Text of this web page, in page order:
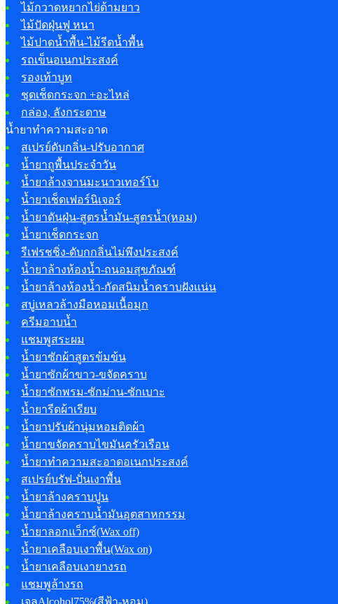
ไม้กวาดหยากไย่ด้ามยาว
ไม้ปัดฝุ่นฟู หนา
ไม้ปาดน้ำพื้น-ไม้รีดน้ำพื้น
รถเข็นอเนกประสงค์
รองเท้าบูท
ชุดเช็ดกระจก +อะไหล่
กล่อง, ลังกระดาษ
น้ำยาทำความสะอาด
สเปรย์ดับกลิ่น-ปรับอากาศ
น้ำยาถูพื้นประจำวัน
น้ำยาล้างจานมะนาวเทอร์โบ
น้ำยาเช็ดเฟอร์นิเจอร์
น้ำยาดันฝุ่น-สูตรน้ำมัน-สูตรน้ำ(หอม)
น้ำยาเช็ดกระจก
รีเฟรชชิ่ง-ดับกกลิ่นไม่พึงประสงค์
น้ำยาล้างห้องน้ำ-ถนอมสุขภัณฑ์
น้ำยาล้างห้องน้ำ-กัดสนิมน้ำคราบฝังแน่น
สบู่เหลวล้างมือหอมเนื้อมุก
ครีมอาบน้ำ
แชมพูสระผม
น้ำยาซักผ้าสูตรข้มข้น
น้ำยาซักผ้าขาว-ขจัดคราบ
น้ำยาซักพรม-ซักม่าน-ซักเบาะ
น้ำยารีดผ้าเรียบ
น้ำยาปรับผ้านุ่มหอมติดผ้า
น้ำยาขจัดคราบไขมันครัวเรือน
น้ำยาทำความสะอาดอเนกประสงค์
สเปรย์บรัฟ-ปั่นเงาพื้น
น้ำยาล้างคราบปูน
น้ำยาล้างคราบน้ำมันอุตสาหกรรม
น้ำยาลอกแว็กซ์(Wax off)
น้ำยาเคลือบเงาพื้น(Wax on)
น้ำยาเคลือบเงายางรถ
แชมพูล้างรถ
เจลAlcohol75%(สีฟ้า-หอม)